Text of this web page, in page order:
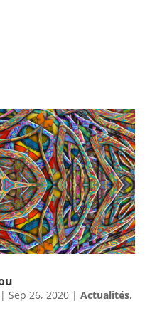
Sep 26, 2020| Actualités,